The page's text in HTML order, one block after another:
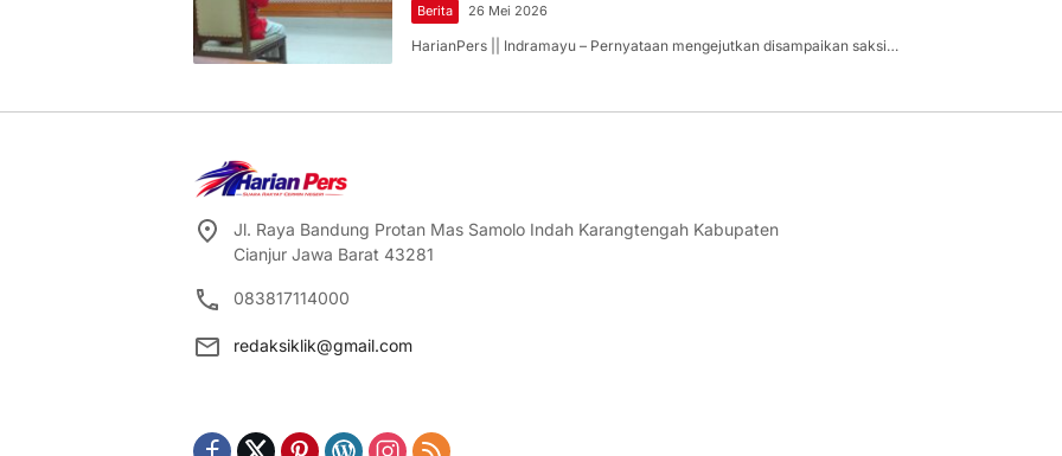
Berita 26 Mei 2026
HarianPers || Indramayu – Pernyataan mengejutkan disampaikan saksi…
Jl. Raya Bandung Protan Mas Samolo Indah Karangtengah Kabupaten
Cianjur Jawa Barat 43281
083817114000
redaksiklik@gmail.com